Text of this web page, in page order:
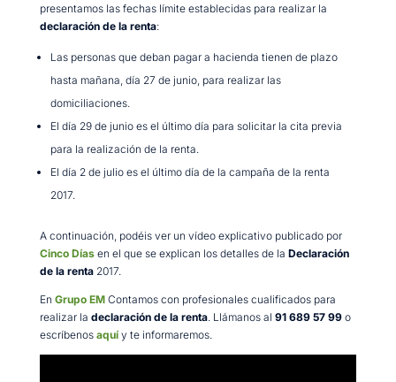
presentamos las fechas límite establecidas para realizar la
declaración de la renta:
Las personas que deban pagar a hacienda tienen de plazo
hasta mañana, día 27 de junio, para realizar las
domiciliaciones.
El día 29 de junio es el último día para solicitar la cita previa
para la realización de la renta.
El día 2 de julio es el último día de la campaña de la renta
2017.
A continuación, podéis ver un vídeo explicativo publicado por
Cinco Días en el que se explican los detalles de la Declaración
de la renta2017.
En Grupo EMContamos con profesionales cualificados para
realizar la declaración de la renta. Llámanos al 91 689 57 99o
escríbenos aquíy te informaremos.